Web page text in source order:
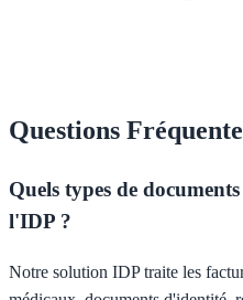
Questions
Quels types de
l'IDP ?
Notre solution IDP traite les